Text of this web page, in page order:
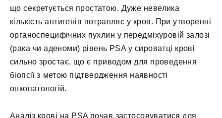
що секретується простатою. Дуже невелика
кількість антигенів потрапляє у кров. При утворенні
органоспецифічних пухлин у передміхуровій залозі
(рака чи аденоми) рівень PSA у сироватці крові
сильно зростає, що є приводом для проведення
біопсії з метою підтвердження наявності
онкопатологій.
Аналіз крові на PSA почав застосовуватися для